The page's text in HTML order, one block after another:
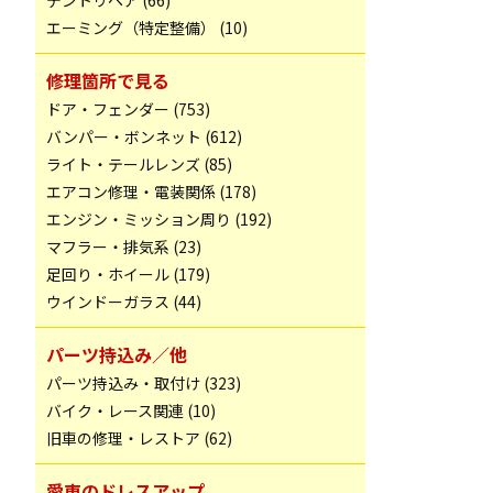
エーミング（特定整備） (10)
修理箇所で見る
ドア・フェンダー (753)
バンパー・ボンネット (612)
ライト・テールレンズ (85)
エアコン修理・電装関係 (178)
エンジン・ミッション周り (192)
マフラー・排気系 (23)
足回り・ホイール (179)
ウインドーガラス (44)
パーツ持込み／他
パーツ持込み・取付け (323)
バイク・レース関連 (10)
旧車の修理・レストア (62)